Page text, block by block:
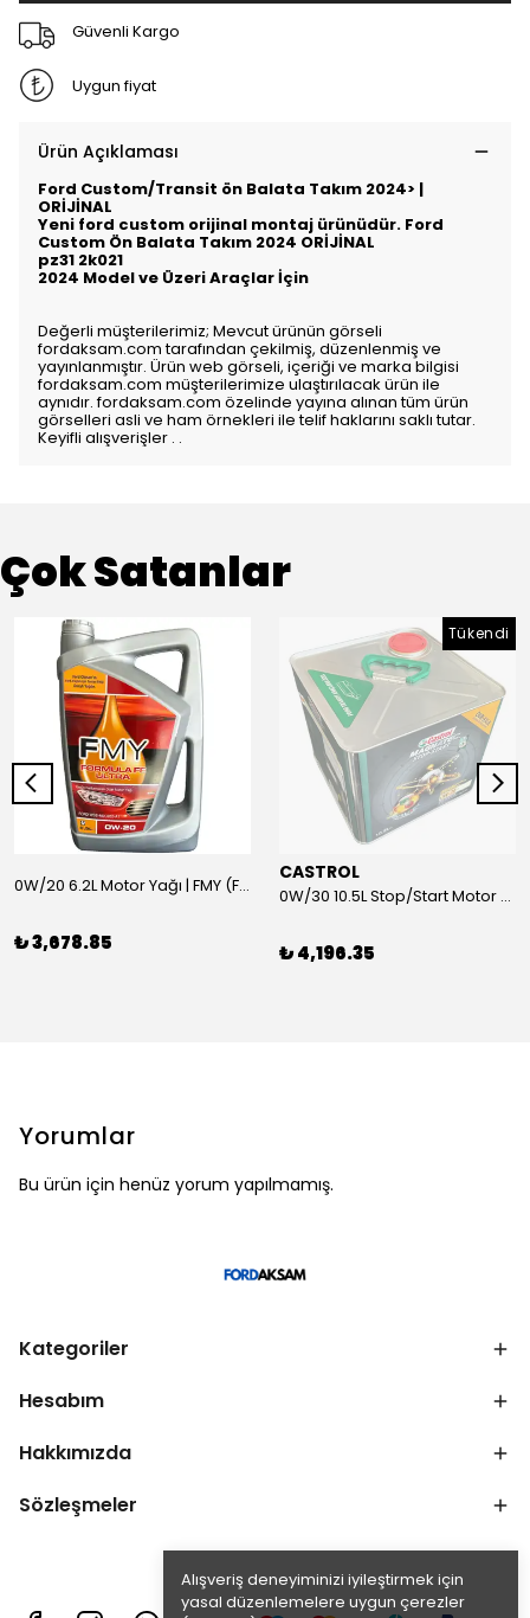
Alışveriş deneyiminizi iyileştirmek için
yasal düzenlemelere uygun çerezler
Güvenli Kargo
Uygun fiyat
Ürün Açıklaması
Ford Custom/Transit ön Balata Takım 2024> |
ORİJİNAL
Yeni ford custom orijinal montaj ürünüdür. Ford
Custom Ön Balata Takım 2024 ORİJİNAL
pz31 2k021
2024 Model ve Üzeri Araçlar İçin
Değerli müşterilerimiz; Mevcut ürünün görseli
fordaksam.com tarafından çekilmiş, düzenlenmiş ve
yayınlanmıştır. Ürün web görseli, içeriği ve marka bilgisi
fordaksam.com müşterilerimize ulaştırılacak ürün ile
aynıdır. fordaksam.com özelinde yayına alınan tüm ürün
görselleri asli ve ham örnekleri ile telif haklarını saklı tutar.
Keyifli alışverişler . .
Çok Satanlar
0W/20 6.2L Motor Yağı | FMY (Ford Motor Yağları)
₺ 3,678.85
Tükendi
CASTROL
0W/30 10.5L Stop/Start Motor Yağı | CASTROL
₺ 4,196.35
Yorumlar
Bu ürün için henüz yorum yapılmamış.
Kategoriler
Hesabım
Hakkımızda
Sözleşmeler